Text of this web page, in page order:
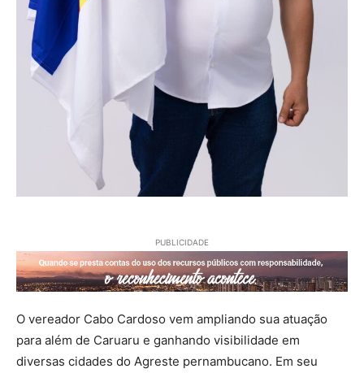
PUBLICIDADE
O vereador Cabo Cardoso vem ampliando sua atuação
para além de Caruaru e ganhando visibilidade em
diversas cidades do Agreste pernambucano. Em seu